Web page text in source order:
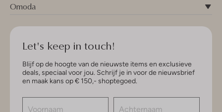
Omoda
Let's keep in touch!
Blijf op de hoogte van de nieuwste items en exclusieve
deals, speciaal voor jou. Schrijf je in voor de nieuwsbrief
en maak kans op € 150,- shoptegoed.